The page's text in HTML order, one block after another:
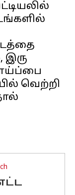
இரு
வெற்றி